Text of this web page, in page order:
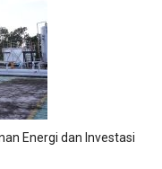
Energi dan Investasi